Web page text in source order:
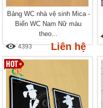
Bảng WC nhà vệ sinh Mica -
Biển WC Nam Nữ màu
theo...
4393 Liên hệ